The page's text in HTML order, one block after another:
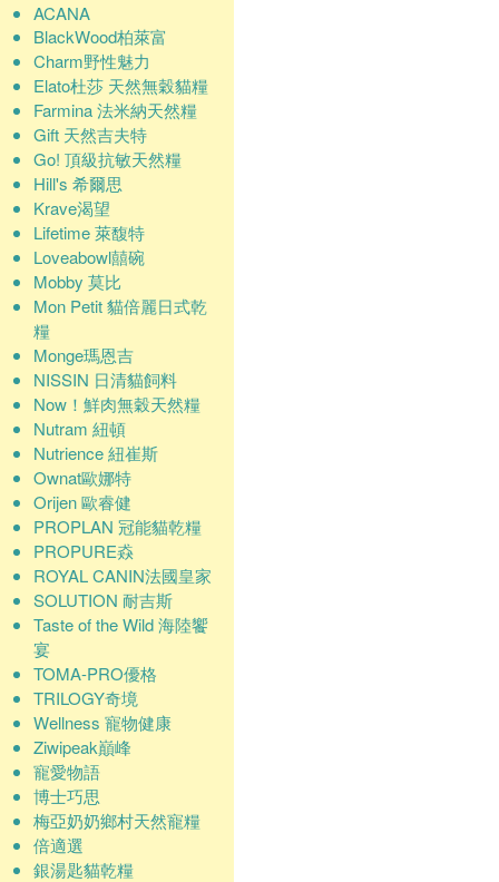
ACANA
BlackWood柏萊富
Charm野性魅力
Elato杜莎 天然無穀貓糧
Farmina 法米納天然糧
Gift 天然吉夫特
Go! 頂級抗敏天然糧
Hill's 希爾思
Krave渴望
Lifetime 萊馥特
Loveabowl囍碗
Mobby 莫比
Mon Petit 貓倍麗日式乾
糧
Monge瑪恩吉
NISSIN 日清貓飼料
Now！鮮肉無穀天然糧
Nutram 紐頓
Nutrience 紐崔斯
Ownat歐娜特
Orijen 歐睿健
PROPLAN 冠能貓乾糧
PROPURE猋
ROYAL CANIN法國皇家
SOLUTION 耐吉斯
Taste of the Wild 海陸饗
宴
TOMA-PRO優格
TRILOGY奇境
Wellness 寵物健康
Ziwipeak巔峰
寵愛物語
博士巧思
梅亞奶奶鄉村天然寵糧
倍適選
銀湯匙貓乾糧